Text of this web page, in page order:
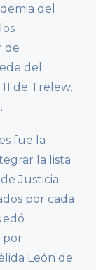
del
de
del
de Trelew,
fue la
la lista
Justicia
por cada
por
León de